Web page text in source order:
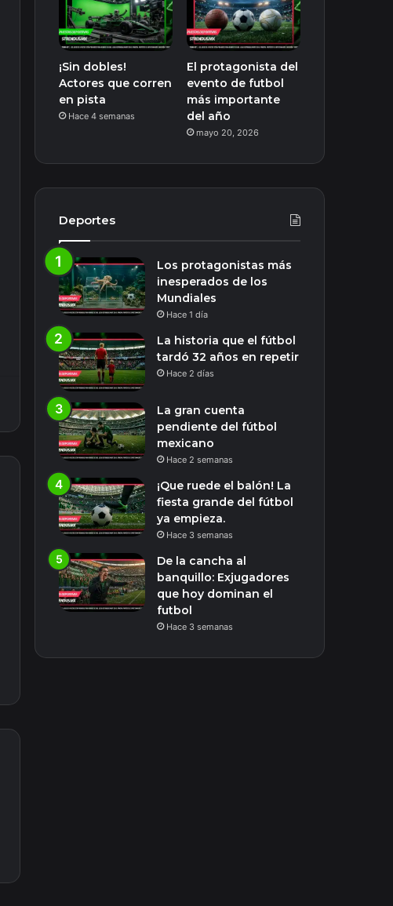
¡Sin dobles!
Actores que corren
en pista
Hace 4 semanas
El protagonista del
evento de futbol
más importante
del año
mayo 20, 2026
Deportes
Los protagonistas más
inesperados de los
Mundiales
Hace 1 día
La historia que el fútbol
tardó 32 años en repetir
Hace 2 días
La gran cuenta
pendiente del fútbol
mexicano
Hace 2 semanas
¡Que ruede el balón! La
fiesta grande del fútbol
ya empieza.
Hace 3 semanas
De la cancha al
banquillo: Exjugadores
que hoy dominan el
futbol
Hace 3 semanas